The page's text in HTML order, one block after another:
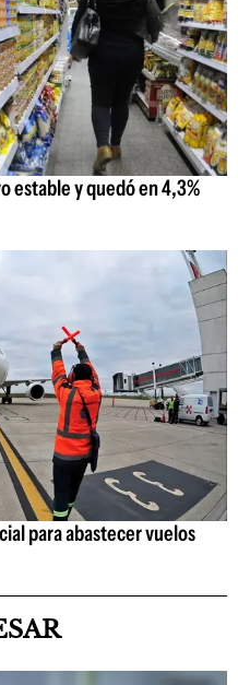
estable y quedó en 4,3%
para abastecer vuelos